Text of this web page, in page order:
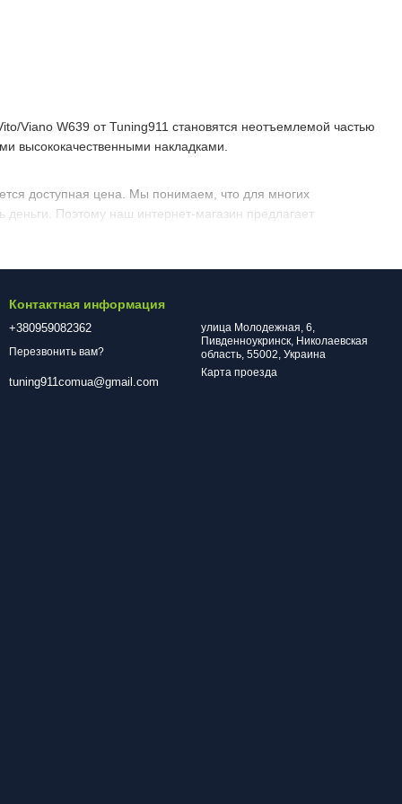
Viano W639 от Tuning911 становятся неотъемлемой частью
высококачественными накладками.
доступная цена. Мы понимаем, что для многих
деньги. Поэтому наш интернет-магазин предлагает
авто элегантности и завершенности.
сделать это самостоятельно за несколько минут.
Контактная информация
+380959082362
Перезвонить вам?
tuning911comua@gmail.com
улица Молодежная, 6,
Пивденноукринск, Николаевская
область, 55002, Украина
Карта проезда